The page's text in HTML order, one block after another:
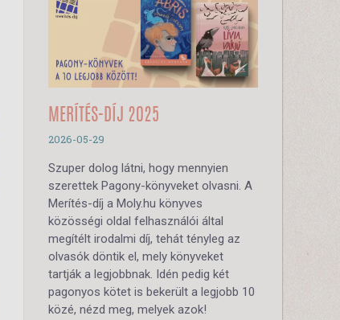
MERÍTÉS-DÍJ 2025
2026-05-29
Szuper dolog látni, hogy mennyien
szerettek Pagony-könyveket olvasni. A
Merítés-díj a Moly.hu könyves
közösségi oldal felhasználói által
megítélt irodalmi díj, tehát tényleg az
olvasók döntik el, mely könyveket
tartják a legjobbnak. Idén pedig két
pagonyos kötet is bekerült a legjobb 10
közé, nézd meg, melyek azok!